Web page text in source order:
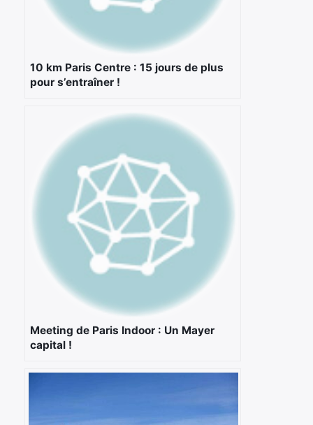
10 km Paris Centre : 15 jours de plus
pour s’entraîner !
Meeting de Paris Indoor : Un Mayer
capital !